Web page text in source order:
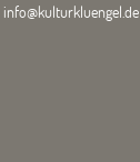
info@kulturkluengel.de